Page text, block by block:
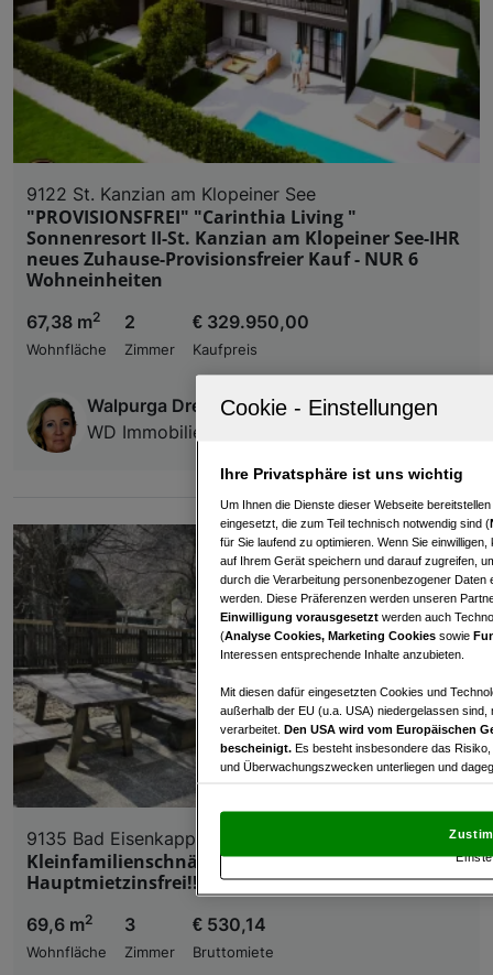
9122 St. Kanzian am Klopeiner See
"PROVISIONSFREI" "Carinthia Living "
Sonnenresort II-St. Kanzian am Klopeiner See-IHR
neues Zuhause-Provisionsfreier Kauf - NUR 6
Wohneinheiten
67,38 m2
Wohnfläche
2
Zimmer
€ 329.950,00
Kaufpreis
Walpurga Dreher
WD Immobilien GmbH
9135 Bad Eisenkappel
Kleinfamilienschnäppchen mit 3 Monaten
Hauptmietzinsfrei!!
69,6 m2
Wohnfläche
3
Zimmer
€ 530,14
Bruttomiete
Ihre Privatsphäre ist uns wichtig
Um Ihnen die Dienste dieser Webseite
eingesetzt, die zum Teil technisch notwendig sind (
für Sie laufend zu optimieren. Wenn Sie
auf Ihrem Gerät speichern und darauf zugreifen,
durch die Verarbeitung personenbezogener
werden. Diese Präferenzen werden unseren
Einwilligung vorausgesetzt werden auch
(Analyse Cookies, Marketing Cookies sowie
Interessen entsprechende Inhalte anzubieten.
Mit diesen dafür eingesetzten Cookies und
außerhalb der EU (u.a. USA) niedergelassen
verarbeitet. Den USA wird vom Europäischen
bescheinigt. Es besteht insbesondere das
und Überwachungszwecken unterliegen und
und Widerspruch gegen die Verarbeitung auf der
„Cookie Einstellungen“, die sich auf jeder Seite
Wir und unsere Partner verarbeiten
Verwendung genauer Standortdaten.